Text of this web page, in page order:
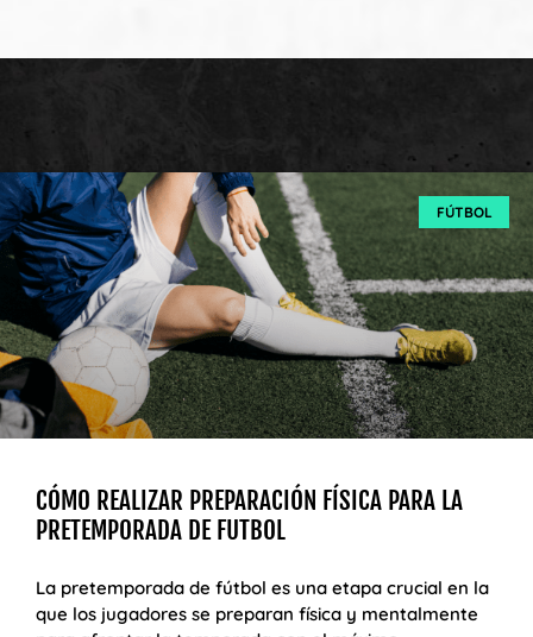
FÚTBOL
CÓMO REALIZAR PREPARACIÓN FÍSICA PARA LA
PRETEMPORADA DE FUTBOL
La pretemporada de fútbol es una etapa crucial en la
que los jugadores se preparan física y mentalmente